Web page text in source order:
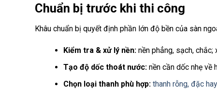
Chuẩn bị trước khi thi công
Khâu chuẩn bị quyết định phần lớn độ bền của sàn
Kiểm tra & xử lý nền:nền phẳng, sạch, chắc;
Tạo độ dốc thoát nước:nền cần dốc nhẹ về
Chọn loại thanh phù hợp: thanh rỗng, đặc